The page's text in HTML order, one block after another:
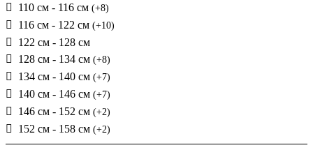
110 см - 116 см (+8)
116 см - 122 см (+10)
122 см - 128 см
128 см - 134 см (+8)
134 см - 140 см (+7)
140 см - 146 см (+7)
146 см - 152 см (+2)
152 см - 158 см (+2)